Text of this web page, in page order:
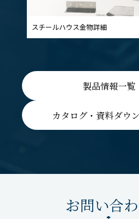
スチールハウス金物詳細
製品情報一覧
カタログ・資料ダウ
お問い合